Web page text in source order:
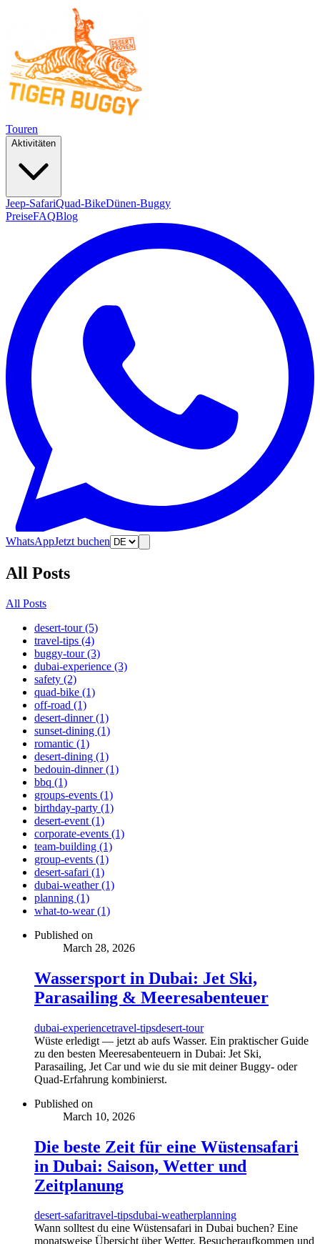
Touren
Aktivitäten
Jeep-SafariQuad-BikeDünen-Buggy
PreiseFAQBlog
WhatsAppJetzt buchen
All Posts
All Posts
desert-tour (5)
travel-tips (4)
buggy-tour (3)
dubai-experience (3)
safety (2)
quad-bike (1)
off-road (1)
desert-dinner (1)
sunset-dining (1)
romantic (1)
desert-dining (1)
bedouin-dinner (1)
bbq (1)
groups-events (1)
birthday-party (1)
desert-event (1)
corporate-events (1)
team-building (1)
group-events (1)
desert-safari (1)
dubai-weather (1)
planning (1)
what-to-wear (1)
Published on
March 28, 2026
Wassersport in Dubai: Jet Ski,
Parasailing & Meeresabenteuer
dubai-experiencetravel-tipsdesert-tour
Wüste erledigt — jetzt ab aufs Wasser. Ein praktischer Guide
zu den besten Meeresabenteuern in Dubai: Jet Ski,
Parasailing, Jet Car und wie du sie mit deiner Buggy- oder
Quad-Erfahrung kombinierst.
Published on
March 10, 2026
Die beste Zeit für eine Wüstensafari
in Dubai: Saison, Wetter und
Zeitplanung
desert-safaritravel-tipsdubai-weatherplanning
Wann solltest du eine Wüstensafari in Dubai buchen? Eine
monatsweise Übersicht über Wetter, Besucheraufkommen und